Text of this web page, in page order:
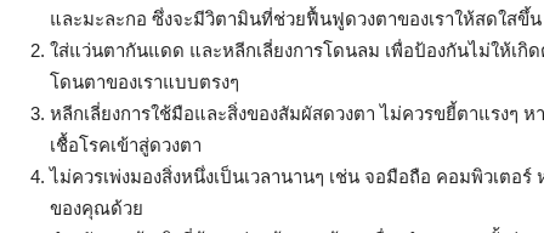
และมะละกอ ซึ่งจะมีวิตามินที่ช่วยฟื้นฟูดวงตาของเราให้สดใสขึ้น
ใส่แว่นตากันแดด และหลีกเลี่ยงการโดนลม เพื่อป้องกันไม่ให้เ
โดนตาของเราแบบตรงๆ
หลีกเลี่ยงการใช้มือและสิ่งของสัมผัสดวงตา ไม่ควรขยี้ตาแรงๆ
เชื้อโรคเข้าสู่ดวงตา
ไม่ควรเพ่งมองสิ่งหนึ่งเป็นเวลานานๆ เช่น จอมือถือ คอมพิวเตอร์
ของคุณด้วย